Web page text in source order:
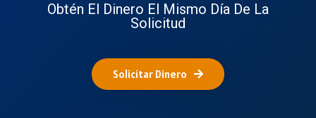
Obtén El Dinero El Mismo Día De La
Solicitud
Solicitar Dinero